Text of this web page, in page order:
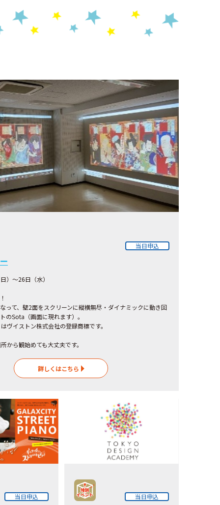
当日申込
）～26日（水）
って、壁2面をスクリーンに縦横無尽・ダイナミックに動き回
のSota（画面に現れます）。
ヴイストン株式会社の登録商標です。
ら観始めても大丈夫です。
詳しくはこちら
当日申込 当日申込